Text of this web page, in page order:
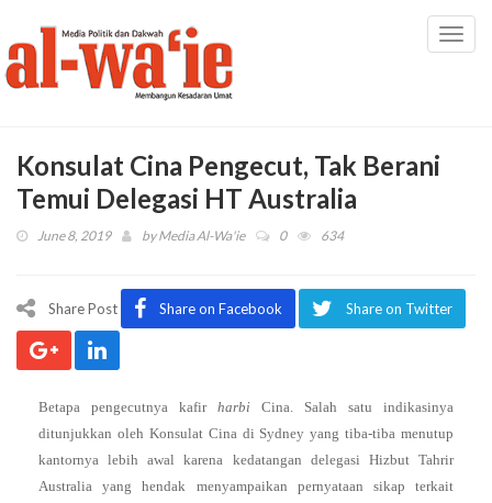
Konsulat Cina Pengecut, Tak Berani
Temui Delegasi HT Australia
June 8, 2019 byMedia Al-Wa'ie 0 634
Share Post Share on Facebook Share on Twitter
Betapa pengecutnya kafir harbi Cina. Salah satu indikasinya
ditunjukkan oleh Konsulat Cina di Sydney yang tiba-tiba menutup
kantornya lebih awal karena kedatangan delegasi Hizbut Tahrir
Australia yang hendak menyampaikan pernyataan sikap terkait